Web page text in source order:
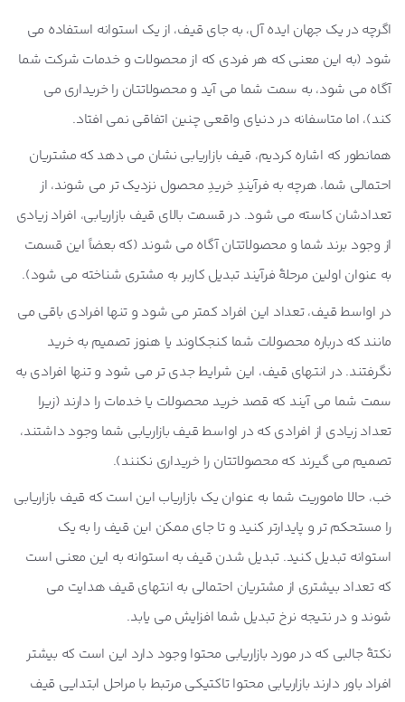
اگرچه در یک جهان ایده آل، به جای قیف، از یک استوانه استفاده می
شود (به این معنی که هر فردی که از محصولات و خدمات شرکت شما
آگاه می شود، به سمت شما می آید و محصولاتتان را خریداری می
کند)، اما متاسفانه در دنیای واقعی چنین اتفاقی نمی افتاد.
همانطور که اشاره کردیم، قیف بازاریابی نشان می دهد که مشتریان
احتمالی شما، هرچه به فرآیندِ خریدِ محصول نزدیک تر می شوند، از
تعدادشان کاسته می شود. در قسمت بالای قیف بازاریابی، افراد زیادی
از وجود برند شما و محصولاتتان آگاه می شوند (که بعضاً این قسمت
به عنوان اولین مرحلۀ فرآیند تبدیل کاربر به مشتری شناخته می شود).
در اواسط قیف، تعداد این افراد کمتر می شود و تنها افرادی باقی می
مانند که درباره محصولات شما کنجکاوند یا هنوز تصمیم به خرید
نگرفتند. در انتهای قیف، این شرایط جدی تر می شود و تنها افرادی به
سمت شما می آیند که قصد خرید محصولات یا خدمات را دارند (زیرا
تعداد زیادی از افرادی که در اواسط قیف بازاریابی شما وجود داشتند،
تصمیم می گیرند که محصولاتتان را خریداری نکنند).
خب، حالا ماموریت شما به عنوان یک بازاریاب این است که قیف بازاریابی
را مستحکم تر و پایدارتر کنید و تا جای ممکن این قیف را به یک
استوانه تبدیل کنید. تبدیل شدن قیف به استوانه به این معنی است
که تعداد بیشتری از مشتریان احتمالی به انتهای قیف هدایت می
شوند و در نتیجه نرخ تبدیل شما افزایش می یابد.
نکتۀ جالبی که در مورد بازاریابی محتوا وجود دارد این است که بیشتر
افراد باور دارند بازاریابی محتوا تاکتیکی مرتبط با مراحل ابتدایی قیف